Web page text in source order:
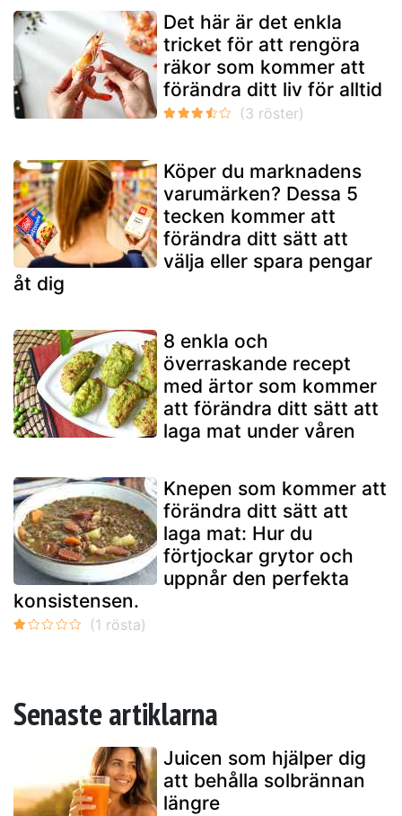
Det här är det enkla
tricket för att rengöra
räkor som kommer att
förändra ditt liv för alltid
Köper du marknadens
varumärken? Dessa 5
tecken kommer att
förändra ditt sätt att
välja eller spara pengar
åt dig
8 enkla och
överraskande recept
med ärtor som kommer
att förändra ditt sätt att
laga mat under våren
Knepen som kommer att
förändra ditt sätt att
laga mat: Hur du
förtjockar grytor och
uppnår den perfekta
konsistensen.
Senaste artiklarna
Juicen som hjälper dig
att behålla solbrännan
längre